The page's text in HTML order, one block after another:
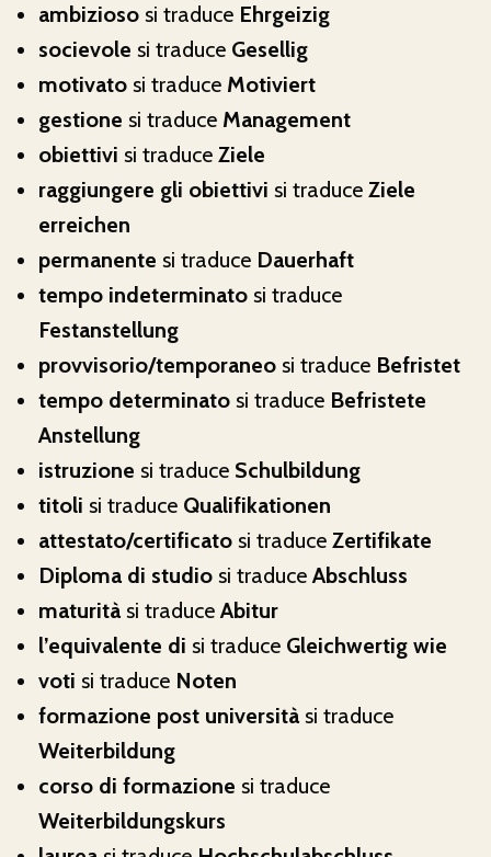
ambizioso si traduce Ehrgeizig
socievole si traduce Gesellig
motivato si traduce Motiviert
gestione si traduce Management
obiettivi si traduce Ziele
raggiungere gli obiettivi si traduce Ziele
erreichen
permanente si traduce Dauerhaft
tempo indeterminato si traduce
Festanstellung
provvisorio/temporaneo si traduce Befristet
tempo determinato si traduce Befristete
Anstellung
istruzione si traduce Schulbildung
titoli si traduce Qualifikationen
attestato/certificato si traduce Zertifikate
Diploma di studio si traduce Abschluss
maturità si traduce Abitur
l’equivalente di si traduce Gleichwertig wie
voti si traduce Noten
formazione post università si traduce
Weiterbildung
corso di formazione si traduce
Weiterbildungskurs